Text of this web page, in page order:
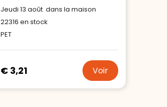
Jeudi 13 août dans la maison
22316 en stock
PET
€ 3,21 Voir